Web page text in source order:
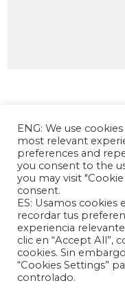
La Fundación
Investigación
entidad sin fines
independiente,
análisis de las
República Popular
ENG: We use
most relevant
preferences and
you consent to the
you may visit
consent.
ES: Usamos cookies
recordar tus
experiencia
clic en “Accept All”,
cookies. Sin
“Cookies Settings”
controlado.